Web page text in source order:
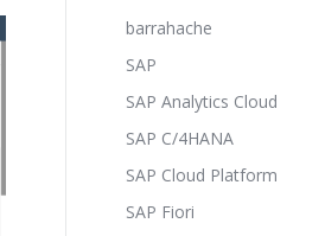
barrahache
SAP
SAP Analytics Cloud
SAP C/4HANA
SAP Cloud Platform
SAP Fiori